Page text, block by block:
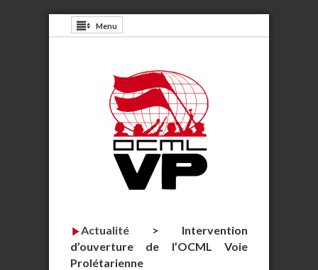
Menu
Actualité > Intervention
d’ouverture de l’OCML Voie
Prolétarienne